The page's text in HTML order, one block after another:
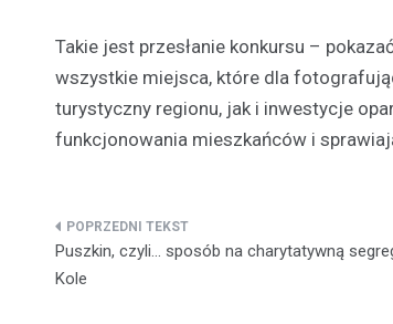
Takie jest przesłanie konkursu –
wszystkie miejsca, które dla
turystyczny regionu, jak i inwestycje
funkcjonowania mieszkańców i
Nawigacja
wpisu
Puszkin, czyli… sposób na charytatywną
Kole